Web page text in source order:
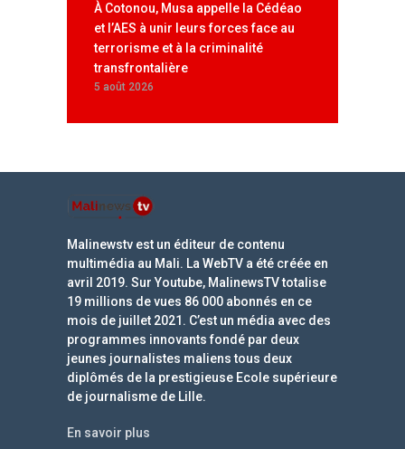
À Cotonou, Musa appelle la Cédéao
et l’AES à unir leurs forces face au
terrorisme et à la criminalité
transfrontalière
5 août 2026
Malinewstv est un éditeur de contenu
multimédia au Mali. La WebTV a été créée en
avril 2019. Sur Youtube, MalinewsTV totalise
19 millions de vues 86 000 abonnés en ce
mois de juillet 2021. C’est un média avec des
programmes innovants fondé par deux
jeunes journalistes maliens tous deux
diplômés de la prestigieuse Ecole supérieure
de journalisme de Lille.
En savoir plus